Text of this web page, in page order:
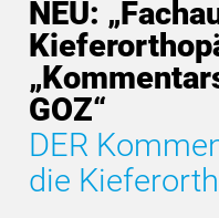
NEU:
GOZ“
DER
die